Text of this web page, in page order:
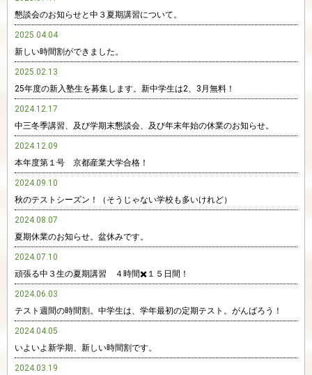
懇談会のお知らせと中３夏期講習について。
2025.04.04
新しい時間割ができました。
2025.02.13
25年度の新入塾生を募集します。新中学生は2、3月無料！
2024.12.17
中三冬季講習、及び学期末懇談会、及び年末年始の休業のお知らせ。
2024.12.09
本年度第１号 京都産業大学合格！
2024.09.10
秋のテストシーズン！（そうじゃない学校も多いけれど）
2024.08.07
夏期休業のお知らせ。盆休みです。
2024.07.10
頑張る中３生の夏期講習 ４時間✖️１５日間！
2024.06.03
テスト週間の時間割。中学生は、学年最初の定期テスト。がんばろう！
2024.04.05
いよいよ新学期、新しい時間割です。
2024.03.19